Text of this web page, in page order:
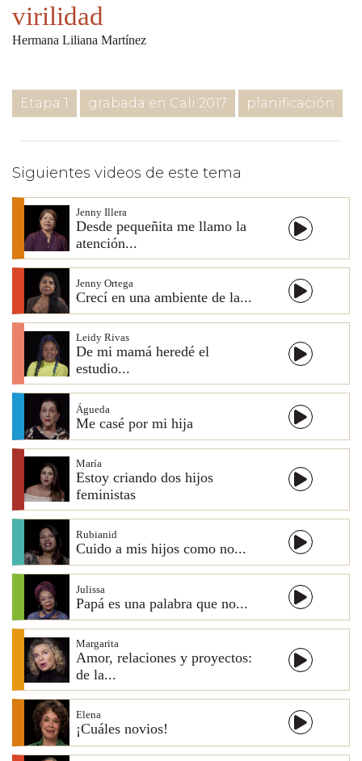
virilidad
Hermana Liliana Martínez
Etapa 1 grabada en Cali 2017 planificación
Siguientes videos de este tema
Jenny Illera
Desde pequeñita me llamo la
atención...
Jenny Ortega
Crecí en una ambiente de la...
Leidy Rivas
De mi mamá heredé el
estudio...
Águeda
Me casé por mi hija
María
Estoy criando dos hijos
feministas
Rubianid
Cuido a mis hijos como no...
Julissa
Papá es una palabra que no...
Margarita
Amor, relaciones y proyectos:
de la...
Elena
¡Cuáles novios!